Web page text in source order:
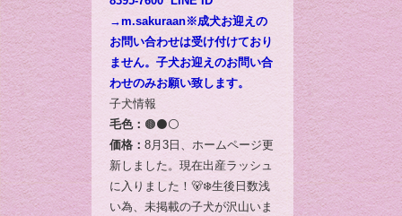
→m.sakuraan※成犬お迎えの
お問い合わせは受け付けており
ません。子犬お迎えのお問い合
わせのみお願い致します。
子犬情報
毛色： 🟤⚫️⚪️
価格： 8月3日、ホームページ更
新しました。現在出産ラッシュ
に入りました！🐻‍❄️生後日数浅
い為、未掲載の子犬が沢山いま